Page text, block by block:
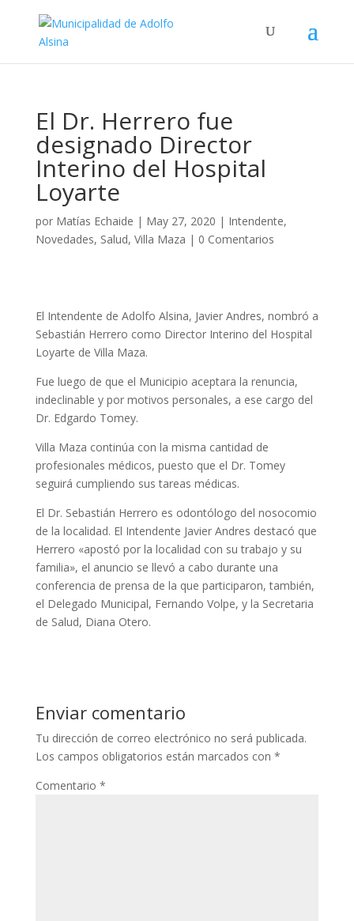
El Dr. Herrero fue
designado Director
Interino del Hospital
Loyarte
por Matías Echaide | May 27, 2020 | Intendente,
Novedades, Salud, Villa Maza | 0 Comentarios
El Intendente de Adolfo Alsina, Javier Andres, nombró a
Sebastián Herrero como Director Interino del Hospital
Loyarte de Villa Maza.
Fue luego de que el Municipio aceptara la renuncia,
indeclinable y por motivos personales, a ese cargo del
Dr. Edgardo Tomey.
Villa Maza continúa con la misma cantidad de
profesionales médicos, puesto que el Dr. Tomey
seguirá cumpliendo sus tareas médicas.
El Dr. Sebastián Herrero es odontólogo del nosocomio
de la localidad. El Intendente Javier Andres destacó que
Herrero «apostó por la localidad con su trabajo y su
familia», el anuncio se llevó a cabo durante una
conferencia de prensa de la que participaron, también,
el Delegado Municipal, Fernando Volpe, y la Secretaria
de Salud, Diana Otero.
Enviar comentario
Tu dirección de correo electrónico no será publicada.
Los campos obligatorios están marcados con *
Comentario *